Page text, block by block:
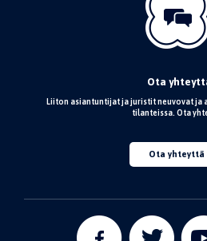
Ota
Liiton asiantuntijat ja juristit neuvovat ja
tilanteissa. Ota
Ota yhteyttä